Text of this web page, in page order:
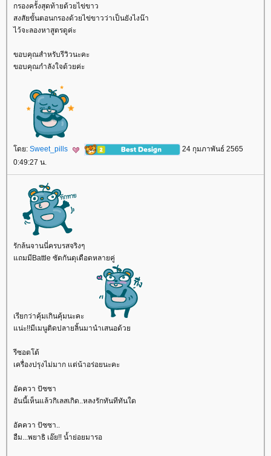
กรองครั้งสุดท้ายด้วยไข่ขาว
สงสัยขั้นตอนกรองด้วยไข่ขาวว่าเป็นยังไงน๊า
ไว้จะลองหาสูตรดูค่ะ
ขอบคุณสำหรับรีวิวนะคะ
ขอบคุณกำลังใจด้วยค่ะ
ดย: Sweet_pills
24 กุมภาพันธ์ 2565
0:49:27 น.
รักล้นจานนี่ครบรสจริงๆ
ถมมีBattle ซัดกันดุเดือดหลายคู่
เรียกว่าคุ้มเกินคุ้มนะคะ
น่ะ!!มีเมนูติดปลายลิ้นมานำเสนอด้ว
รีซอตโต้
เครื่องปรุงไม่มาก แต่น้าอร่อยนะคะ
อัคควา ปัซซา
อันนี้เห็นแล้วกิเลสเกิด..หลงรักทันทีทันใด
อัคควา ปัซซา..
อืม...พยาธิ เอ๊ย!! น้ำย่อยมารอ